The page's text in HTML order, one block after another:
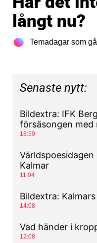
långt nu?
Temadagar som
Senaste nytt:
Bildextra: IFK
försäsongen med
18:59
Kalmar
11:04
Bildextra:
14:08
Vad händer i
12:08